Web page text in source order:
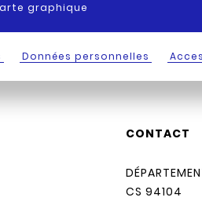
graphique
Données personnelles
CONTACT
CS 94104